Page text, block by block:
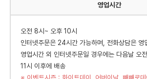
영업시간
오전 8시~ 오후 10시
인터넷주문은 24시간 가능하며, 전화상담은 영
영업시간 외 인터넷주문일 경우에는 다음날 오
11시 이후에 배송
※ 이벤트시즌 : 화이트데이, 어버이날, 빼빼로